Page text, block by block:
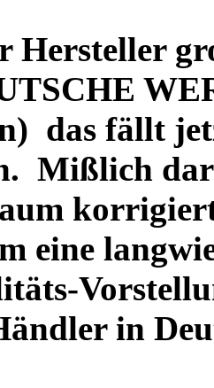
Hersteller
das fällt
Mißlich
eine
in